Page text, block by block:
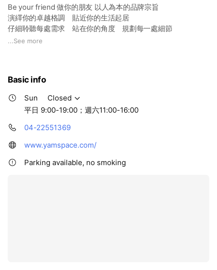
Be your friend 做你的朋友 以人為本的品牌宗旨
演繹你的卓越格調 貼近你的生活起居
仔細聆聽每處需求 站在你的角度 規劃每一處細節
一起 客製化你的生活品味
...See more
Basic info
Sun
Closed
平日 9:00-19:00；週六11:00-16:00
04-22551369
www.yamspace.com/
Parking available, no smoking